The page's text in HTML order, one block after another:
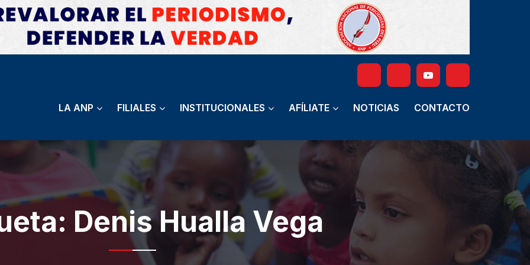
LA ANP FILIALES INSTITUCIONALES AFÍLIATE NOTICIAS CONTACTO
Denis Hualla Vega